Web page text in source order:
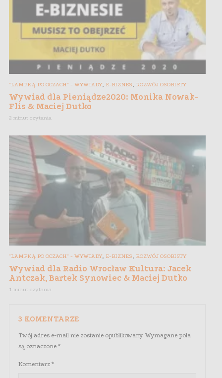
"LAMPKĄ PO OCZACH" - WYWIADY, E-BIZNES ROZWÓJ OSOBISTY
Wywiad dla Pieniądze2020: Monika Nowak-
Flis & Maciej Dutko
2 minut czytania
"LAMPKĄ PO OCZACH" - WYWIADY, E-BIZNES, ROZWÓJ OSOBISTY
Wywiad dla Radio Wrocław Kultura: Jacek
Antczak, Bartek Synowiec & Maciej Dutko
1 minut czytania
3 KOMENTARZE
Twój adres e-mail nie zostanie opublikowany. Wymagane pola
są oznaczone *
Komentarz *